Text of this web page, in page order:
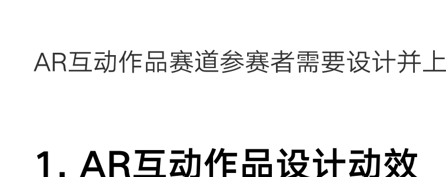
AR互动作品赛道参赛者需要设计并上
1. AR互动作品设计动效